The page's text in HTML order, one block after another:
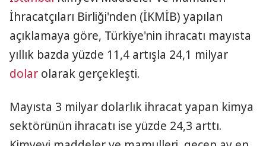
İhracatçıları Birliği'nden (İKMİB) yapılan
açıklamaya göre, Türkiye'nin ihracatı mayısta
yıllık bazda yüzde 11,4 artışla 24,1 milyar
dolar olarak gerçekleşti.
Mayısta 3 milyar dolarlık ihracat yapan kimya
sektörünün ihracatı ise yüzde 24,3 arttı.